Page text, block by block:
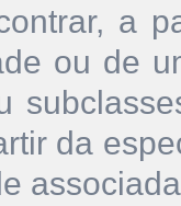
a
ou de
da